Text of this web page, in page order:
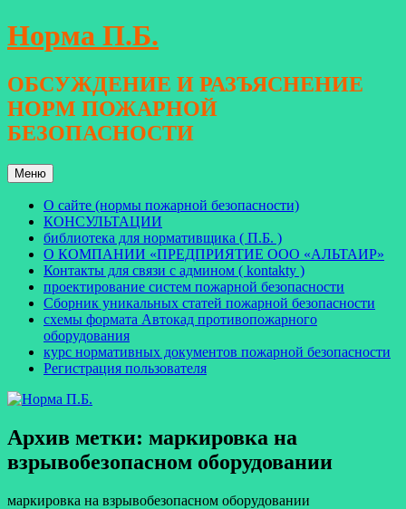
Перейти
к
Норма П.Б.
ОБСУЖДЕНИЕ И РАЗЪЯСНЕНИЕ
НОРМ ПОЖАРНОЙ
БЕЗОПАСНОСТИ
Меню
О сайте (нормы пожарной безопасности)
КОНСУЛЬТАЦИИ
библиотека для нормативщика ( П.Б. )
О КОМПАНИИ «ПРЕДПРИЯТИЕ ООО «АЛЬТАИР»
Контакты для связи с админом ( kontakty )
проектирование систем пожарной безопасности
Сборник уникальных статей пожарной безопасности
схемы формата Автокад противопожарного
оборудования
курс нормативных документов пожарной безопасности
Регистрация пользователя
Архив метки: маркировка на
взрывобезопасном оборудовании
маркировка на взрывобезопасном оборудовании